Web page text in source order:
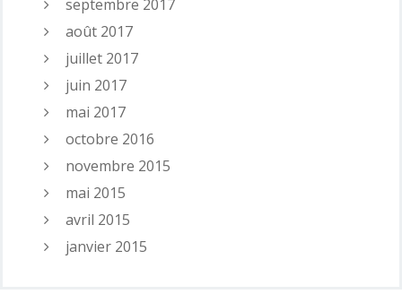
septembre 2017
août 2017
juillet 2017
juin 2017
mai 2017
octobre 2016
novembre 2015
mai 2015
avril 2015
janvier 2015